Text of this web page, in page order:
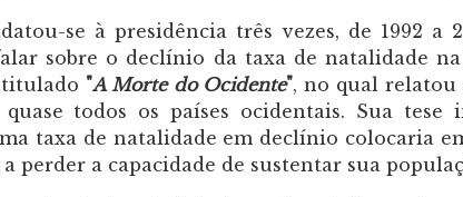
se à presidência três vezes, de 1992 a
sobre o declínio da taxa de natalidade na
"A Morte do Ocidente", no qual relatou
quase todos os países ocidentais. Sua
taxa de natalidade em declínio colocaria
perder a capacidade de sustentar sua